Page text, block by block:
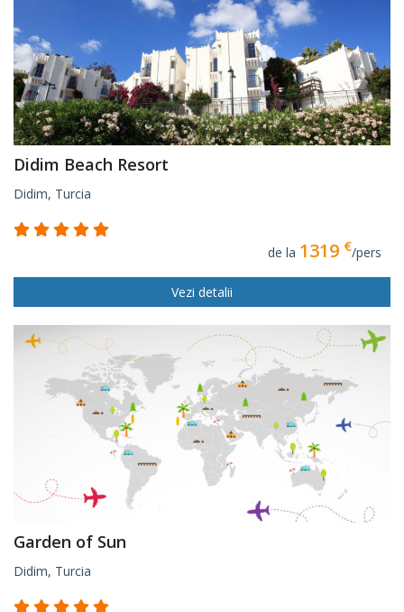
Didim Beach Resort
Didim, Turcia
de la 1319 €/pers
Vezi detalii
Garden of Sun
Didim, Turcia